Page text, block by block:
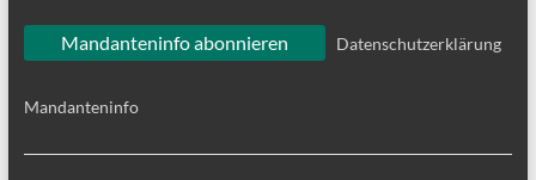
Datenschutzerklärung
Mandanteninfo